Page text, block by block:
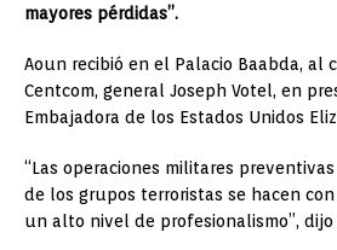
mayores pérdidas”.
Aoun recibió en el Palacio Baabda, al
Centcom, general Joseph Votel, en
Embajadora de los Estados Unidos
“Las operaciones militares
de los grupos terroristas se hacen
un alto nivel de profesionalismo”, dijo